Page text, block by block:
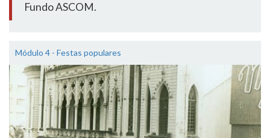
Fundo ASCOM.
Módulo 4 - Festas populares